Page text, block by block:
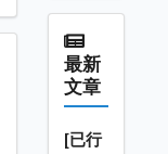
最新
文章
[已行